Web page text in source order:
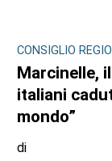
CONSIGLIO
Marcinelle,
italiani
mondo”
di